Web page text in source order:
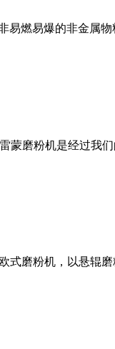
燃易爆的非金属
蒙磨粉机是经过我
磨粉机，以悬辊